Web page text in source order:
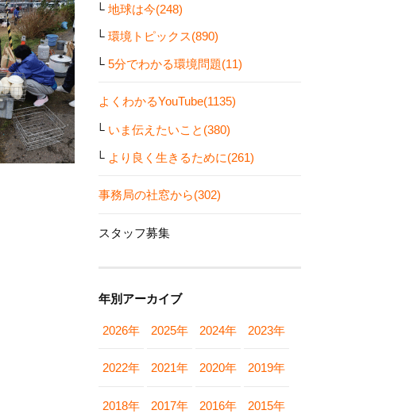
地球は今(248)
環境トピックス(890)
5分でわかる環境問題(11)
よくわかるYouTube(1135)
いま伝えたいこと(380)
より良く生きるために(261)
事務局の社窓から(302)
スタッフ募集
年別アーカイブ
2026年 2025年 2024年 2023年
2022年 2021年 2020年 2019年
2018年 2017年 2016年 2015年